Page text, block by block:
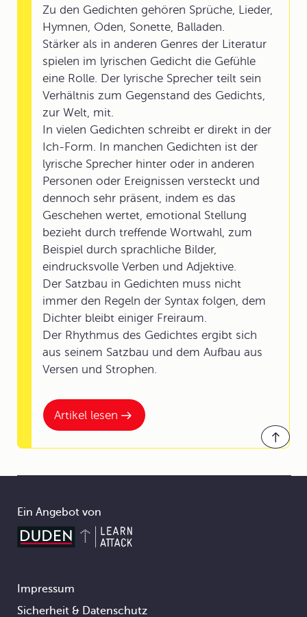
Artikel lesen
Zu den Gedichten gehören Sprüche, Lieder,
Hymnen, Oden, Sonette, Balladen.
Stärker als in anderen Genres der Literatur
spielen im lyrischen Gedicht die Gefühle
eine Rolle. Der lyrische Sprecher teilt sein
Verhältnis zum Gegenstand des Gedichts,
zur Welt, mit.
In vielen Gedichten schreibt er direkt in der
Ich-Form. In manchen Gedichten ist der
lyrische Sprecher hinter oder in anderen
Personen oder Ereignissen versteckt und
dennoch sehr präsent, indem es das
Geschehen wertet, emotional Stellung
bezieht durch treffende Wortwahl, zum
Beispiel durch sprachliche Bilder,
eindrucksvolle Verben und Adjektive.
Der Satzbau in Gedichten muss nicht
immer den Regeln der Syntax folgen, dem
Dichter bleibt einiger Freiraum.
Der Rhythmus des Gedichtes ergibt sich
aus seinem Satzbau und dem Aufbau aus
Versen und Strophen.
Ein Angebot von
Footer
Impressum
Sicherheit & Datenschutz